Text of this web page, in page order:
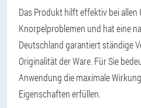
Das Produkt hilft effektiv bei allen
Knorpelproblemen und hat eine
Deutschland garantiert ständige
Originalität der Ware. Für Sie
Anwendung die maximale
Eigenschaften erfüllen.